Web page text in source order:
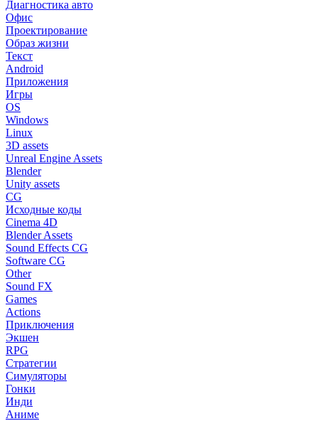
Диагностика авто
Офис
Проектирование
Образ жизни
Текст
Android
Приложения
Игры
OS
Windows
Linux
3D assets
Unreal Engine Assets
Blender
Unity assets
CG
Исходные коды
Cinema 4D
Blender Assets
Sound Effects CG
Software CG
Other
Sound FX
Games
Actions
Приключения
Экшен
RPG
Стратегии
Симуляторы
Гонки
Инди
Аниме